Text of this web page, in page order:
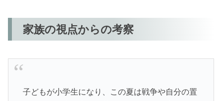
家族の視点からの考察
子どもが小学生になり、この夏は戦争や自分の置